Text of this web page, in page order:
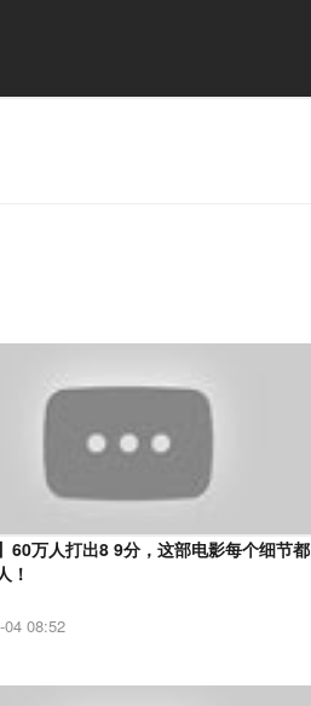
60万人打出8 9分，这部电影每个细节都
！
04 08:52